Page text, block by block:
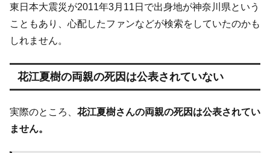
東日本大震災が2011年3月11日で出身地が神奈川県という
こともあり、心配したファンなどが検索をしていたのかも
しれません。
花江夏樹の両親の死因は公表されていない
実際のところ、 花江夏樹さんの両親の死因は公表されてい
ません。